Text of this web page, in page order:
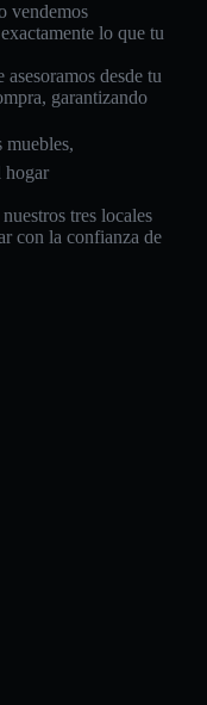
vendemos
lo que tu
asesoramos desde tu
garantizando
muebles,
hogar
tres locales
con la confianza de